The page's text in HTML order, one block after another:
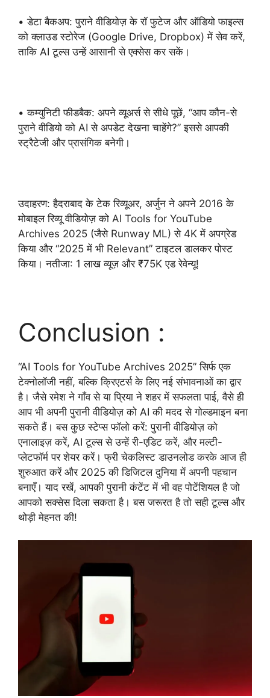
• डेटा बैकअप: पुराने वीडियोज़ के रॉ फुटेज और ऑडियो फाइल्स
को क्लाउड स्टोरेज (Google Drive, Dropbox) में सेव करें,
ताकि AI टूल्स उन्हें आसानी से एक्सेस कर सकें।
• कम्युनिटी फीडबैक: अपने व्यूअर्स से सीधे पूछें, “आप कौन-से
पुराने वीडियो को AI से अपडेट देखना चाहेंगे?” इससे आपकी
स्ट्रैटेजी और प्रासंगिक बनेगी।
उदाहरण: हैदराबाद के टेक रिव्यूअर, अर्जुन ने अपने 2016 के
मोबाइल रिव्यू वीडियोज़ को AI Tools for YouTube
Archives 2025 (जैसे Runway ML) से 4K में अपग्रेड
किया और “2025 में भी Relevant” टाइटल डालकर पोस्ट
किया। नतीजा: 1 लाख व्यूज़ और ₹75K एड रेवेन्यू!
Conclusion :
“AI Tools for YouTube Archives 2025” सिर्फ एक
टेक्नोलॉजी नहीं, बल्कि क्रिएटर्स के लिए नई संभावनाओं का द्वार
है। जैसे रमेश ने गाँव से या प्रिया ने शहर में सफलता पाई, वैसे ही
आप भी अपनी पुरानी वीडियोज़ को AI की मदद से गोल्डमाइन बना
सकते हैं। बस कुछ स्टेप्स फॉलो करें: पुरानी वीडियोज़ को
एनालाइज़ करें, AI टूल्स से उन्हें री-एडिट करें, और मल्टी-
प्लेटफॉर्म पर शेयर करें। फ्री चेकलिस्ट डाउनलोड करके आज ही
शुरुआत करें और 2025 की डिजिटल दुनिया में अपनी पहचान
बनाएँ। याद रखें, आपकी पुरानी कंटेंट में भी वह पोटेंशियल है जो
आपको सक्सेस दिला सकता है। बस जरूरत है तो सही टूल्स और
थोड़ी मेहनत की!